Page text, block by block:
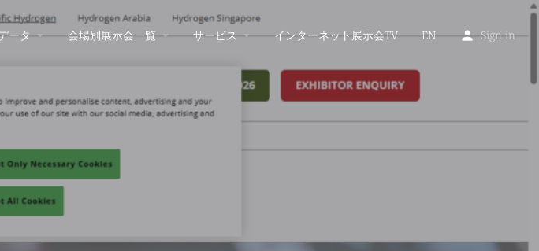
ータ 会場別展示会一覧 サービス インターネット展示会TV EN Sign in